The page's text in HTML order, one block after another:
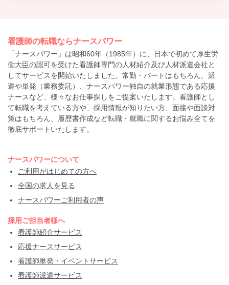
看護師の転職ならナースパワー
「ナースパワー」は昭和60年（1985年）に、日本で初めて厚生労
働大臣の認可を受けた看護師専門の人材紹介及び人材派遣会社と
してサービスを開始いたしました。常勤・パートはもちろん、派
遣や単発（業務委託）、ナースパワー独自の就業形態である応援
ナースなど、様々なお仕事探しをご提案いたします。看護師とし
て転職を考えている方や、採用情報が知りたい方、面接や面談対
策はもちろん、履歴書作成など転職・就職に関するお悩み全てを
徹底サポートいたします。
ナースパワーについて
ご利用がはじめての方へ
全国の求人を見る
ナースパワーご利用者の声
採用ご担当者様へ
看護師紹介サービス
応援ナースサービス
看護師単発・イベントサービス
看護師派遣サービス